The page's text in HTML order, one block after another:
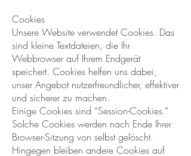
Cookies
Unsere Website verwendet Cookies. Das
sind kleine Textdateien, die Ihr
Webbrowser auf Ihrem Endgerät
speichert. Cookies helfen uns dabei,
unser Angebot nutzerfreundlicher, effektiver
und sicherer zu machen.
Einige Cookies sind “Session-Cookies.”
Solche Cookies werden nach Ende Ihrer
Browser-Sitzung von selbst gelöscht.
Hingegen bleiben andere Cookies auf